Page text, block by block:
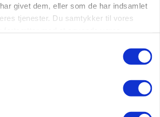
givet dem, eller som de har indsamlet
tjenester. Du samtykker til vores
Tjek: Små justeringer kan give